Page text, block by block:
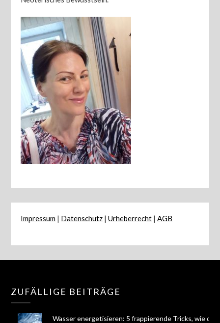
Impressum | Datenschutz |Urheberrecht |AGB
ZUFÄLLIGE BEITRÄGE
Wasser energetisieren: 5 frappierende Tricks, wie du